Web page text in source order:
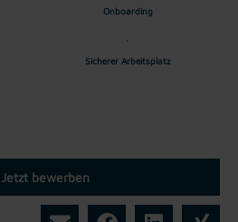
Onboarding
Sicherer Arbeitsplatz
Jetzt bewerben